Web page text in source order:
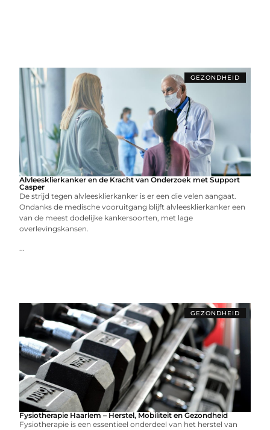
GEZONDHEID
Alvleesklierkanker en de Kracht van Onderzoek met Support
Casper
De strijd tegen alvleesklierkanker is er een die velen aangaat.
Ondanks de medische vooruitgang blijft alvleesklierkanker een
van de meest dodelijke kankersoorten, met lage
overlevingskansen.
...
GEZONDHEID
Fysiotherapie Haarlem – Herstel, Mobiliteit en Gezondheid
Fysiotherapie is een essentieel onderdeel van het herstel van